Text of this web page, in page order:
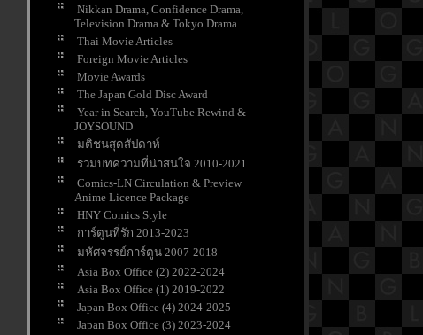
Nikkan Drama, Confidence Drama,
Television Drama & Tokyo Drama
Thai Movie Articles
Foreign Movie Articles
Movie Awards
The Japan Gold Disc Award
Year in Search, YouTube Rewind &
JOYSOUND
มติชนสุดสัปดาห์
รวมบทความที่น่าสนใจ 2010-2021
Comics-LN Circulation & Preview
Anime Licence Package
HNY Comics Style
การ์ตูนที่รัก 2013-2023
มหัศจรรย์การ์ตูน 2007-2018
Asia Box Office (2) 2022-2024
Asia Box Office (1) 2019-2022
Japan Box Office (4) 2024-2025
Japan Box Office (3) 2023-2024